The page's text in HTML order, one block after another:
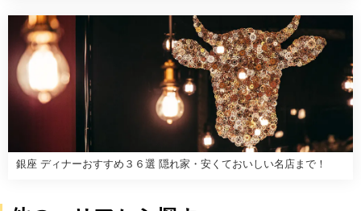
銀座 ディナーおすすめ３６選 隠れ家・安くておいしい名店まで！